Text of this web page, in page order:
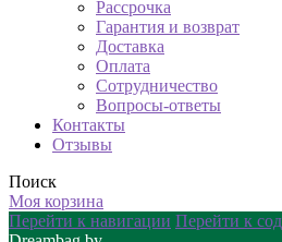
Рассрочка
Гарантия и возврат
Доставка
Оплата
Сотрудничество
Вопросы-ответы
Контакты
Отзывы
Поиск
Моя корзина
Перейти к навигации Перейти к